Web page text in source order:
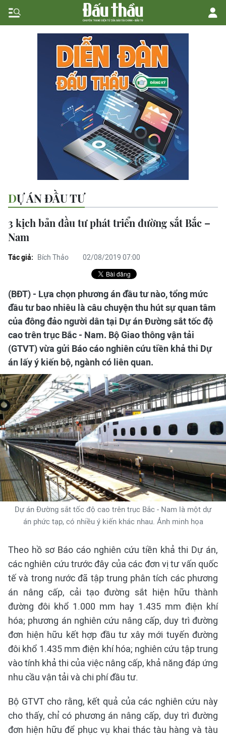
DỰ ÁN ĐẦU TƯ
3 kịch bản đầu tư phát triển đường sắt Bắc –
Nam
Tác giả: Bích Thảo 02/08/2019 07:00
(BĐT) - Lựa chọn phương án đầu tư nào, tổng mức
đầu tư bao nhiêu là câu chuyện thu hút sự quan tâm
của đông đảo người dân tại Dự án Đường sắt tốc độ
cao trên trục Bắc - Nam. Bộ Giao thông vận tải
(GTVT) vừa gửi Báo cáo nghiên cứu tiền khả thi Dự
án lấy ý kiến bộ, ngành có liên quan.
Dự án Đường sắt tốc độ cao trên trục Bắc - Nam là một dự
án phức tạp, có nhiều ý kiến khác nhau. Ảnh minh họa
Theo hồ sơ Báo cáo nghiên cứu tiền khả thi Dự án,
các nghiên cứu trước đây của các đơn vị tư vấn quốc
tế và trong nước đã tập trung phân tích các phương
án nâng cấp, cải tạo đường sắt hiện hữu thành
đường đôi khổ 1.000 mm hay 1.435 mm điện khí
hóa; phương án nghiên cứu nâng cấp, duy trì đường
đơn hiện hữu kết hợp đầu tư xây mới tuyến đường
đôi khổ 1.435 mm điện khí hóa; nghiên cứu tập trung
vào tính khả thi của việc nâng cấp, khả năng đáp ứng
nhu cầu vận tải và chi phí đầu tư.
Bộ GTVT cho rằng, kết quả của các nghiên cứu này
cho thấy, chỉ có phương án nâng cấp, duy trì đường
đơn hiện hữu để phục vụ khai thác tàu hàng và tàu